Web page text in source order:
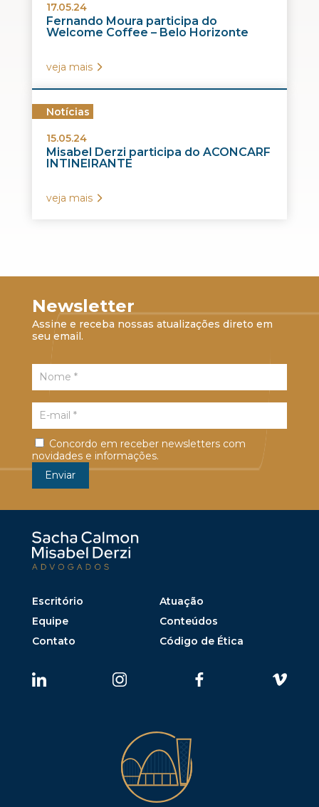
17.05.24
Fernando Moura participa do
Welcome Coffee – Belo Horizonte
veja mais
Notícias
15.05.24
Misabel Derzi participa do ACONCARF
INTINEIRANTE
veja mais
Newsletter
Assine e receba nossas atualizações direto em
seu email.
Concordo em receber newsletters com
novidades e informações.
Escritório
Atuação
Equipe
Conteúdos
Contato
Código de Ética